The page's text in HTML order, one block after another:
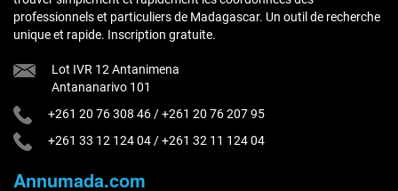
professionnels et particuliers de Madagascar. Un outil de recherche
unique et rapide. Inscription gratuite.
Lot IVR 12 Antanimena
Antananarivo 101
+261 20 76 308 46 /+261 20 76 207 95
+261 33 12 124 04 /+261 32 11 124 04
Annumada.com